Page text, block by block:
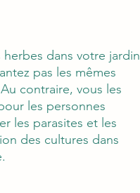
dans votre jardin
pas les mêmes
contraire, vous les
les personnes
les parasites et les
des cultures dans